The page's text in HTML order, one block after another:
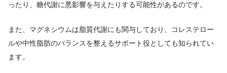
ったり、糖代謝に悪影響を与えたりする可能性があるのです。
また、マグネシウムは脂質代謝にも関与しており、コレステロー
ルや中性脂肪のバランスを整えるサポート役としても知られてい
ます。